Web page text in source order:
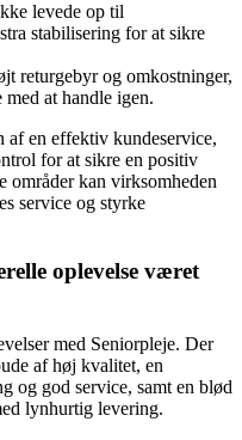
levede op til
stabilisering for at sikre
returgebyr og omkostninger,
at handle igen.
af en effektiv kundeservice,
for at sikre en positiv
områder kan virksomheden
service og styrke
oplevelse været
med Seniorpleje. Der
af høj kvalitet, en
og god service, samt en blød
lynhurtig levering.